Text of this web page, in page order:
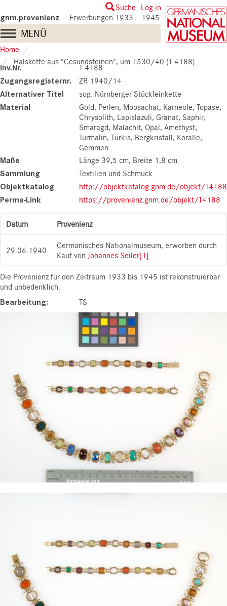
to
main
content
User
account
menu
Suche Log in
gnm.provenienz Erwerbungen 1933 – 1945
Main
navigation
MENÜ
Home
Halskette aus "Gesundsteinen", um 1530/40 (T 4188)
Inv.Nr. T 4188
Zugangsregisternr. ZR 1940/14
Alternativer Titel sog. Nürnberger Stückleinkette
Material
Gold, Perlen, Moosachat, Karneole, Topase,
Chrysolith, Lapislazuli, Granat, Saphir,
Smaragd, Malachit, Opal, Amethyst,
Turmalin, Türkis, Bergkristall, Koralle,
Gemmen
Maße Länge 39,5 cm Breite 1,8 cm
Sammlung Textilien und Schmuck
Objektkatalog http://objektkatalog.gnm.de/objekt/T4188
Perma-Link https://provenienz.gnm.de/objekt/T4188
Datum Provenienz
29.06.1940
Germanisches Nationalmuseum, erworben durch
Kauf von Johannes Seiler[1]
Die Provenienz für den Zeitraum 1933 bis 1945 ist rekonstruierbar
und unbedenklich.
Bearbeitung TS